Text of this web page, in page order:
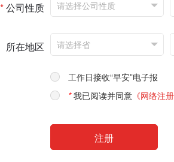
*公司性质
所在地区
工作日接收“早安”电子报
*我已阅读并同意 《网络注